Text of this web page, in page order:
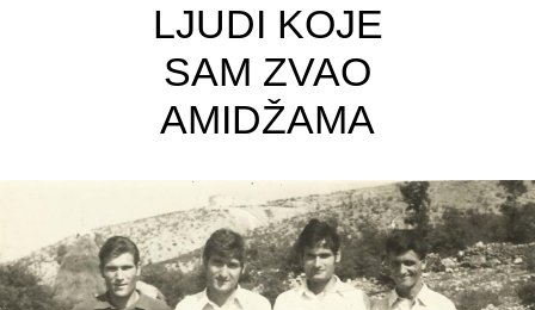
LJUDI KOJE
SAM ZVAO
AMIDŽAMA